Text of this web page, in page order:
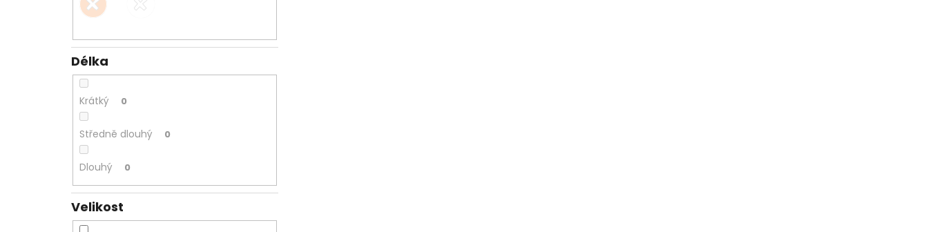
Délka
Krátký 0
Středně dlouhý 0
Dlouhý 0
Velikost